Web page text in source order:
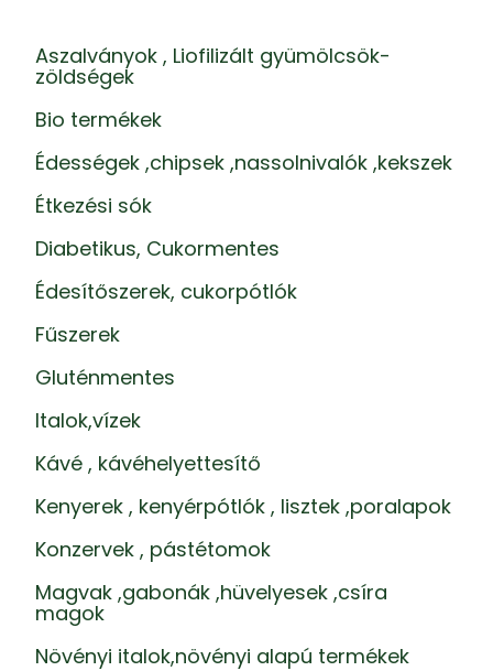
Aszalványok , Liofilizált gyümölcsök-
zöldségek
Bio termékek
Édességek ,chipsek ,nassolnivalók ,kekszek
Étkezési sók
Diabetikus, Cukormentes
Édesítőszerek, cukorpótlók
Fűszerek
Gluténmentes
Italok,vízek
Kávé , kávéhelyettesítő
Kenyerek , kenyérpótlók , lisztek ,poralapok
Konzervek , pástétomok
Magvak ,gabonák ,hüvelyesek ,csíra
magok
Növényi italok,növényi alapú termékek